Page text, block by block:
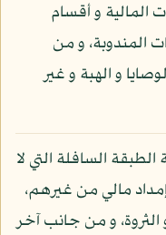
المالية و أقسام
المندوبة، و من
و الهبة و غير
السافلة التي لا
مالي من غيرهم،
و من جانب آخر